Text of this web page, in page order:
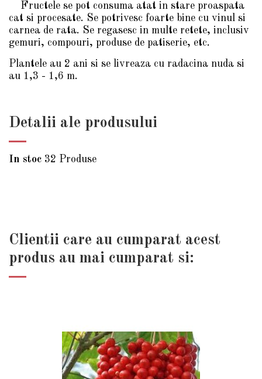
Fructele se pot consuma atat in stare proaspata
cat si procesate. Se potrivesc foarte bine cu vinul si
carnea de rata. Se regasesc in multe retete, inclusiv
gemuri, compouri, produse de patiserie, etc.
Plantele au 2 ani si se livreaza cu radacina nuda si
au 1,3 - 1,6 m.
Detalii ale produsului
In stoc 32 Produse
Clientii care au cumparat acest
produs au mai cumparat si: